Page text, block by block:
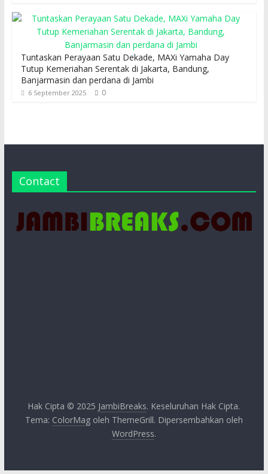
Tuntaskan Perayaan Satu Dekade, MAXi Yamaha Day
Tutup Kemeriahan Serentak di Jakarta, Bandung,
Banjarmasin dan perdana di Jambi
6 September 2025 0
Contact
Hak Cipta © 2025 JambiBreaks. Keseluruhan Hak Cipta.
Tema: ColorMagoleh ThemeGrill. Dipersembahkan oleh
WordPress.